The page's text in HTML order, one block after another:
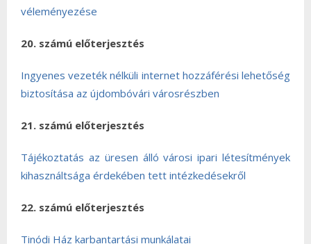
véleményezése
20. számú előterjesztés
Ingyenes vezeték nélküli internet hozzáférési lehetőség
biztosítása az újdombóvári városrészben
21. számú előterjesztés
Tájékoztatás az üresen álló városi ipari létesítmények
kihasználtsága érdekében tett intézkedésekről
22. számú előterjesztés
Tinódi Ház karbantartási munkálatai